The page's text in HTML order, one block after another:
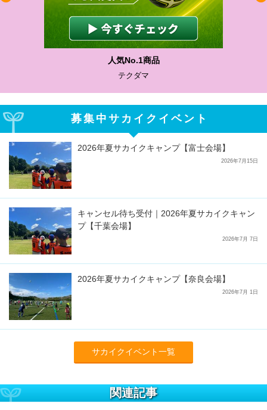
わかりやすい質問に沿って書ける
サカイクサッカーノート
募集中サカイクイベント
2026年夏サカイクキャンプ【富士会場】
2026年7月15日
キャンセル待ち受付｜2026年夏サカイクキャン
プ【千葉会場】
2026年7月 7日
2026年夏サカイクキャンプ【奈良会場】
2026年7月 1日
サカイクイベント一覧
関連記事